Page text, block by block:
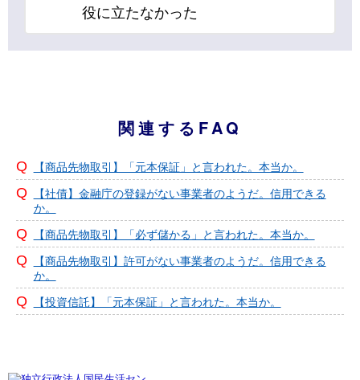
役に立たなかった
関連するFAQ
【商品先物取引】「元本保証」と言われた。本当か。
【社債】金融庁の登録がない事業者のようだ。信用できる
か。
【商品先物取引】「必ず儲かる」と言われた。本当か。
【商品先物取引】許可がない事業者のようだ。信用できる
か。
【投資信託】「元本保証」と言われた。本当か。